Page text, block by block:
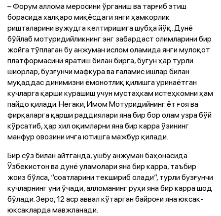
– Форум аллома меросини ўрганиш ва тарғиб этиш
борасида халқаро миқёсдаги янги ҳамкорлик
ришталарини вужудга келтиришига шубҳа йўқ. Дунё
бўйлаб мотуридийликнинг энг забардаст олимларини бир
жойга тўплаган бу анжуман ислом оламида янги мулоқот
платформасини яратиш билан бирга, бугун ҳар турли
шиорлар, бузғунчи мафкура ва ғаламис ишлар билан
муқаддас динимизни ёмонотлиқ қилишга уринаётган
кучларга қарши курашиш учун мустаҳкам истеҳкомни ҳам
пайдо қилади. Негаки, Имом Мотуридийнинг ёт ғоя ва
фирқаларга қарши раддиялари яна бир бор олам узра бўй
кўрсатиб, ҳар хил оқимларни яна бир карра ўзининг
манфур овозини ичга ютишга мажбур қилади.
Бир сўз билан айтганда, ушбу анжуман баҳонасида
Ўзбекистон ва дунё уламолари яна бир карра, таъбир
жоиз бўлса, “соатларини текшириб олади”, турли бузғунчи
кучларнинг уни ўчади, алломанинг руҳи яна бир карра шод
бўлади. Зеро, 12 аср аввал кўтарган байроғи яна юксак-
юксакларда мавжланади.